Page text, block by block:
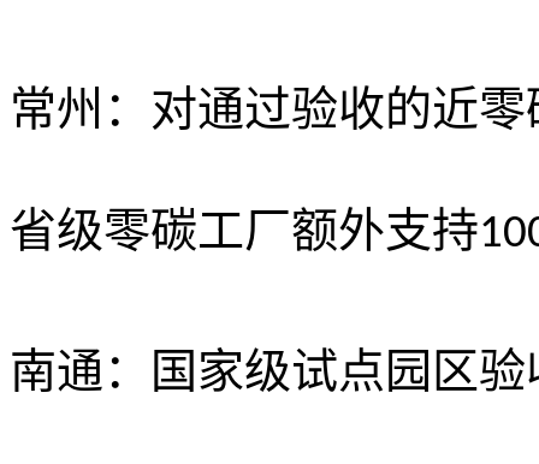
常州：对通过验收的近
省级零碳工厂额外支持
南通：国家级试点园区